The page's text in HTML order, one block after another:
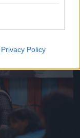
Privacy Policy